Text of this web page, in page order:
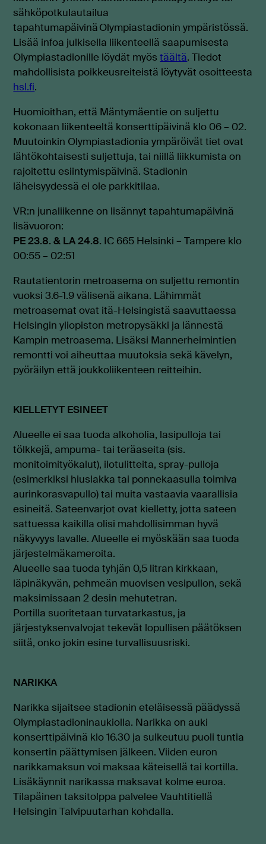
sähköpotkulautailua
tapahtumapäivinä Olympiastadionin ympäristössä.
Lisää infoa julkisella liikenteellä saapumisesta
Olympiastadionille löydät myöstäältä. Tiedot
mahdollisista poikkeusreiteistä löytyvät osoitteesta
hsl.fi.
Huomioithan, että Mäntymäentie on suljettu
kokonaan liikenteeltä konserttipäivinä klo 06 – 02.
Muutoinkin Olympiastadionia ympäröivät tiet ovat
lähtökohtaisesti suljettuja, tai niillä liikkumista on
rajoitettu esiintymispäivinä. Stadionin
läheisyydessä ei ole parkkitilaa.
VR:n junaliikenne on lisännyt tapahtumapäivinä
lisävuoron:
PE 23.8. & LA 24.8. IC 665 Helsinki – Tampere klo
00:55 – 02:51
Rautatientorin metroasema on suljettu remontin
vuoksi 3.6-1.9 välisenä aikana. Lähimmät
metroasemat ovat itä-Helsingistä saavuttaessa
Helsingin yliopiston metropysäkki ja lännestä
Kampin metroasema. Lisäksi Mannerheimintien
remontti voi aiheuttaa muutoksia sekä kävelyn,
pyöräilyn että joukkoliikenteen reitteihin.
KIELLETYT ESINEET
Alueelle ei saa tuoda alkoholia, lasipulloja tai
tölkkejä, ampuma- tai teräaseita (sis.
monitoimityökalut), ilotulitteita, spray-pulloja
(esimerkiksi hiuslakka tai ponnekaasulla toimiva
aurinkorasvapullo) tai muita vastaavia vaarallisia
esineitä. Sateenvarjot ovat kielletty, jotta sateen
sattuessa kaikilla olisi mahdollisimman hyvä
näkyvyys lavalle. Alueelle ei myöskään saa tuoda
järjestelmäkameroita.
Alueelle saa tuoda tyhjän 0,5 litran kirkkaan,
läpinäkyvän, pehmeän muovisen vesipullon, sekä
maksimissaan 2 desin mehutetran.
Portilla suoritetaan turvatarkastus, ja
järjestyksenvalvojat tekevät lopullisen päätöksen
siitä, onko jokin esine turvallisuusriski.
NARIKKA
Narikka sijaitsee stadionin eteläisessä päädyssä
Olympiastadioninaukiolla. Narikka on auki
konserttipäivinä klo16.30 ja sulkeutuu puoli tuntia
konsertin päättymisen jälkeen.Viiden euron
narikkamaksun voi maksaa käteisellä tai kortilla.
Lisäkäynnit narikassa maksavat kolme euroa.
Tilapäinen taksitolppa palvelee Vauhtitiellä
Helsingin Talvipuutarhan kohdalla.